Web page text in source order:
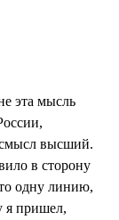
эта мысль
смысл высший.
в сторону
одну линию,
я пришел,